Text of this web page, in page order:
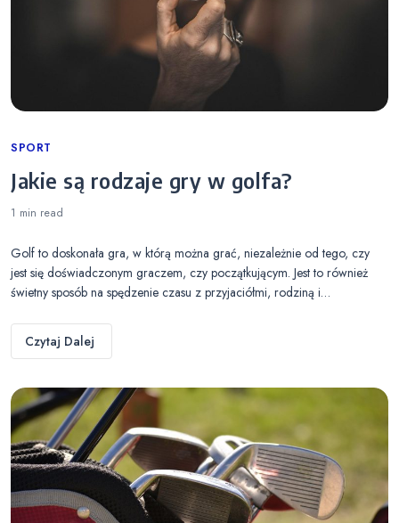
Categories
SPORT
Jakie są rodzaje gry w golfa?
1 min read
Golf to doskonała gra, w którą można grać, niezależnie od tego, czy
jest się doświadczonym graczem, czy początkującym. Jest to również
świetny sposób na spędzenie czasu z przyjaciółmi, rodziną i…
Czytaj Dalej